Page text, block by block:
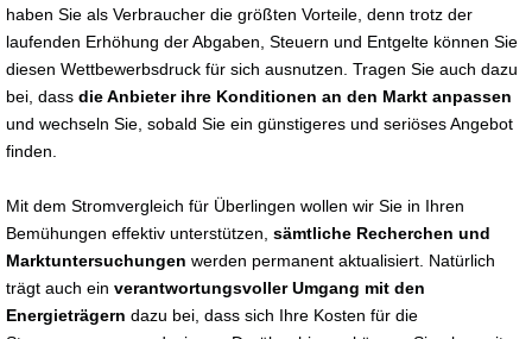
haben Sie als Verbraucher die größten Vorteile, denn trotz der
laufenden Erhöhung der Abgaben, Steuern und Entgelte können Sie
diesen Wettbewerbsdruck für sich ausnutzen. Tragen Sie auch dazu
bei, dass die Anbieter ihre Konditionen an den Markt anpassen
und wechseln Sie, sobald Sie ein günstigeres und seriöses Angebot
finden.
Mit dem Stromvergleich für Überlingen wollen wir Sie in Ihren
Bemühungen effektiv unterstützen, sämtliche Recherchen und
Marktuntersuchungen werden permanent aktualisiert. Natürlich
trägt auch ein verantwortungsvoller Umgang mit den
Energieträgern dazu bei, dass sich Ihre Kosten für die